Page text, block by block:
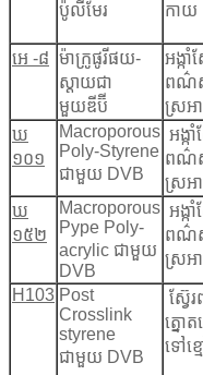
ប៉ូលីមែរ
កាយ
អេ -៨ ម៉ាក្រូផូរីផយ-
ស្តាយជា
មួយឌីប៊ី
អង្កាំស្
ពណ៌
ស្រអ
ឃ
១០១
Macroporous
Poly-Styrene
ជាមួយ DVB
អង្កាំ
ពណ៌
ស្រអ
ឃ
១៥២
Macroporous
Pype Poly-
acrylic ជាមួយ
DVB
អង្កាំ
ពណ៌
ស្រអ
H103 Post
Crosslink
styrene
ជាមួយ DVB
ស្វ៊ែ
ត្នោត
ទៅខ្ម